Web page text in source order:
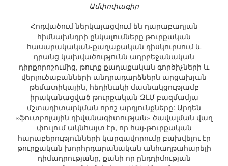
Ամփոփագիր
Հոդվածում ներկայացվում են ղարաբաղյան
հիմնախնդրի ընկալումները թուրքական
հասարակական-քաղաքական դիսկուրսում և
դրանց կախվածությունն ադրբեջանական
դիրքորոշումից, թուրք քաղաքական գործիչների և
վերլուծաբանների անդրադարձներն արցախյան
թեմատիկային, հեղինակի մասնակցությամբ
իրականացված թուրքական ԶԼՄ բազմամյա
մշտադիտարկման որոշ արդյունքները: Արդեն
«ֆուտբոլային դիվանագիտության» ծավալման վաղ
փուլում ակնհայտ էր, որ հայ-թուրքական
հարաբերությունների կարգավորումը բախվելու էր
թուրքական խորհրդարանական անհաղթահարելի
դիմադրությանը, քանի որ ընդդիմության